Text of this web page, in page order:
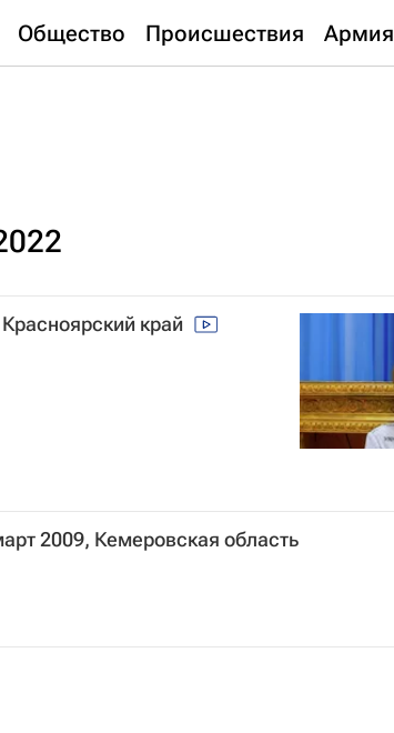
Общество Происшествия Армия
край
2009, Кемеровская область